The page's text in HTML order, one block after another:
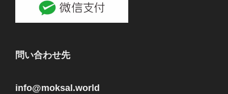
問い合わせ先
info@moksal.world